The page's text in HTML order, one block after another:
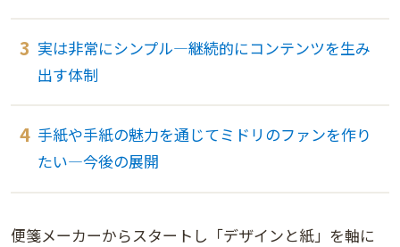
実は非常にシンプル―継続的にコンテンツを生み
出す体制
手紙や手紙の魅力を通じてミドリのファンを作り
たい―今後の展開
便箋メーカーからスタートし「デザインと紙」を軸に